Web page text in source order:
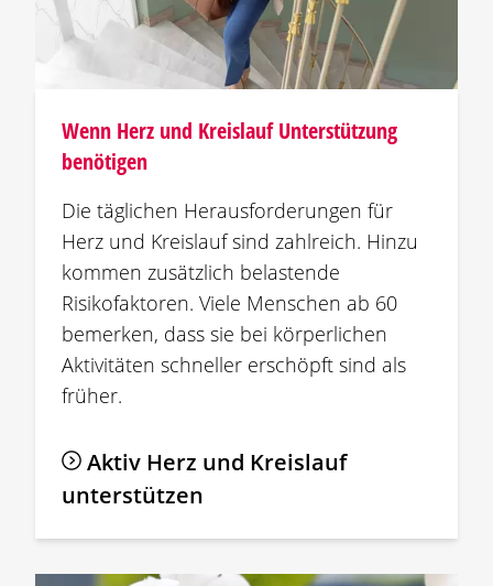
Wenn Herz und Kreislauf Unterstützung
benötigen
Die täglichen Herausforderungen für
Herz und Kreislauf sind zahlreich. Hinzu
kommen zusätzlich belastende
Risikofaktoren. Viele Menschen ab 60
bemerken, dass sie bei körperlichen
Aktivitäten schneller erschöpft sind als
früher.
Aktiv Herz und Kreislauf
unterstützen